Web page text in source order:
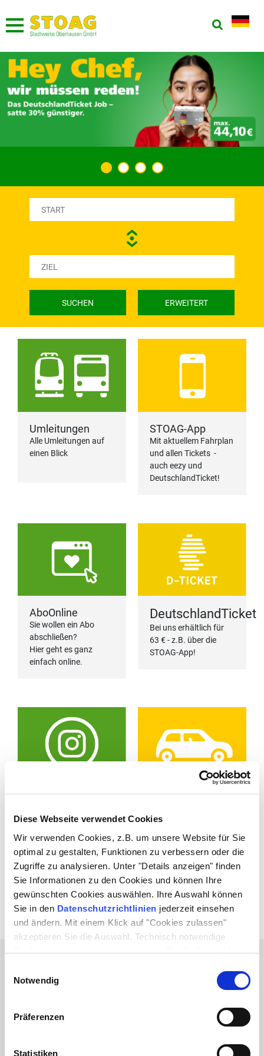
Diese Webseite verwendet Cookies
Wir verwenden Cookies, z.B. um unsere Website für Sie
optimal zu gestalten, Funktionen zu verbessern oder die
Zugriffe zu analysieren. Unter "Details anzeigen" finden
Sie Informationen zu den Cookies und können Ihre
gewünschten Cookies auswählen. Ihre Auswahl können
Sie in den Datenschutzrichtlinien jederzeit einsehen
und ändern. Mit einem Klick auf "Cookies zulassen"
akzeptieren Sie die Auswahl. Technisch notwendige
Cookies werden auch gesetzt, wenn Sie die Auswahl
Notwendig
Präferenzen
Statistiken
SUCHEN ERWEITERT
Umleitungen
Alle Umleitungen auf
einen Blick
STOAG-App
Mit aktuellem Fahrplan
und allen Tickets -
auch eezy und
DeutschlandTicket!
AboOnline
Sie wollen ein Abo
abschließen?
Hier geht es ganz
einfach online.
DeutschlandTicket
Bei uns erhältlich für
63 € - z.B. über die
STOAG-App!
Instagram
STOAG gibt es hier zu
erfahren.
Revierflitzer®
für ganz Oberhausen
24-H-HOTLINE: 0800 6 50 40 30*
* gebührenfrei aus allen dt. Netzen
27.07.2026
Kundencenter Neue Mitte